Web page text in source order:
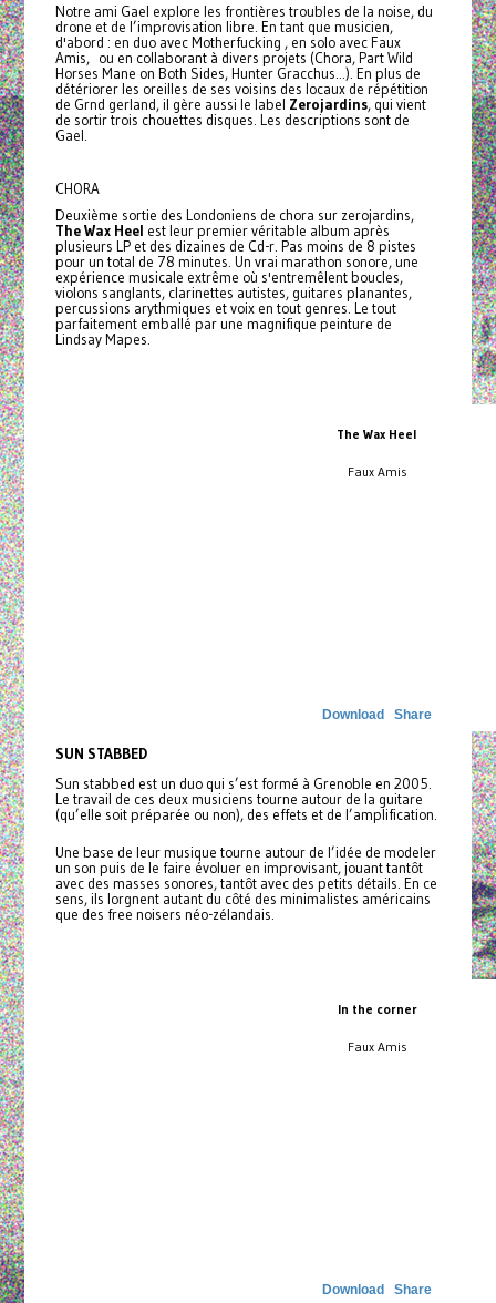
Notre ami Gael explore les frontières troubles de la noise, du
drone et de l’improvisation libre. En tant que musicien,
d'abord : en duo avec Motherfucking , en solo avec Faux
Amis, ou en collaborant à divers projets (Chora, Part Wild
Horses Mane on Both Sides, Hunter Gracchus...). En plus de
détériorer les oreilles de ses voisins des locaux de répétition
de Grnd gerland, il gère aussi le label Zerojardins, qui vient
de sortir trois chouettes disques. Les descriptions sont de
Gael.
CHORA
Deuxième sortie des Londoniens de chora sur zerojardins,
The Wax Heel est leur premier véritable album après
plusieurs LP et des dizaines de Cd-r. Pas moins de 8 pistes
pour un total de 78 minutes. Un vrai marathon sonore, une
expérience musicale extrême où s'entremêlent boucles,
violons sanglants, clarinettes autistes, guitares planantes,
percussions arythmiques et voix en tout genres. Le tout
parfaitement emballé par une magnifique peinture de
Lindsay Mapes.
The Wax Heel
Faux Amis
Download Share
SUN STABBED
Sun stabbed est un duo qui s’est formé à Grenoble en 2005.
Le travail de ces deux musiciens tourne autour de la guitare
(qu’elle soit préparée ou non), des effets et de l’amplification.
Une base de leur musique tourne autour de l’idée de modeler
un son puis de le faire évoluer en improvisant, jouant tantôt
avec des masses sonores, tantôt avec des petits détails. En ce
sens, ils lorgnent autant du côté des minimalistes américains
que des free noisers néo-zélandais.
In the corner
Faux Amis
Download Share